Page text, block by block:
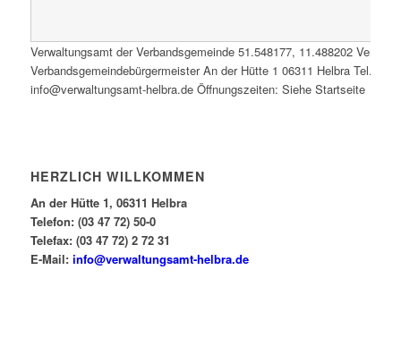
Verwaltungsamt der Verbandsgemeinde 51.548177, 11.488202
Verbandsgemeindebürgermeister An der Hütte 1 06311 Helbra Tel.:
info@verwaltungsamt-helbra.de Öffnungszeiten: Siehe Startseite
HERZLICH WILLKOMMEN
An der Hütte 1, 06311 Helbra
Telefon: (03 47 72) 50-0
Telefax: (03 47 72) 2 72 31
E-Mail: info@verwaltungsamt-helbra.de